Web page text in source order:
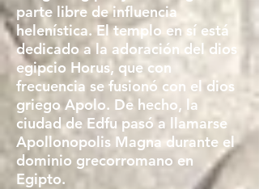
parte libre de influencia
helenística. El templo en sí está
dedicado a la adoración del dios
egipcio Horus, que con
frecuencia se fusionó con el dios
griego Apolo. De hecho, la
ciudad de Edfu pasó a llamarse
Apollonopolis Magna durante el
dominio grecorromano en
Egipto.